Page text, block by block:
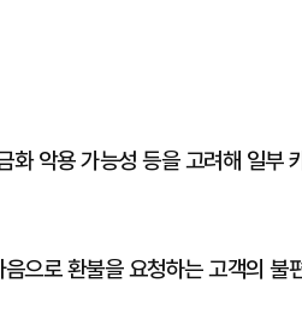
화 악용 가능성 등을 고려해 일부
으로 환불을 요청하는 고객의 불